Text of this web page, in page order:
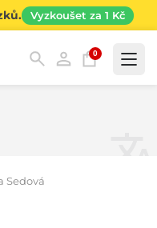
Vyzkoušet za 1 Kč
0
Sedová